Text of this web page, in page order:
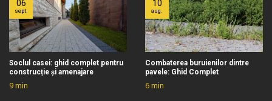
Soclul casei: ghid complet pentru
construcție și amenajare
9min
06
sept.
Combaterea buruienilor dintre
pavele: Ghid Complet
6min
10
aug.